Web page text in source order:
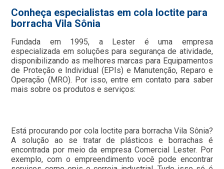
Conheça especialistas em cola loctite para
borracha Vila Sônia
Fundada em 1995, a Lester é uma empresa
especializada em soluções para segurança de atividade,
disponibilizando as melhores marcas para Equipamentos
de Proteção e Individual (EPIs) e Manutenção, Reparo e
Operação (MRO). Por isso, entre em contato para saber
mais sobre os produtos e serviços:
Está procurando por cola loctite para borracha Vila Sônia?
A solução ao se tratar de plásticos e borrachas é
encontrada por meio da empresa Comercial Lester. Por
exemplo, com o empreendimento você pode encontrar